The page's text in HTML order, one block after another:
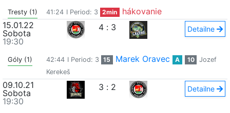
Tresty (1) 41:24 I Period: 3 2min
hákovanie
15.01.22
Sobota
19:30
4 : 3 Detailne
Góly (1) 42:44 I Period: 3 15 Marek Oravec A 10
Jozef
Kerekeš
09.10.21
Sobota
19:30
3 : 2 Detailne